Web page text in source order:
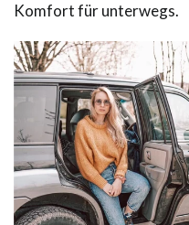
Komfort für unterwegs.